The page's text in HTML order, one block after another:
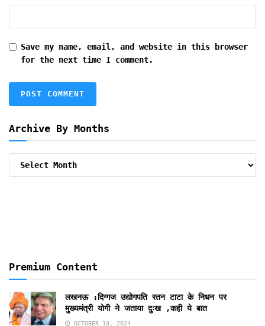
Save my name, email, and website in this browser
for the next time I comment.
Archive By Months
Premium Content
लखनऊ :दिग्गज उद्योगपति रतन टाटा के निधन पर
मुख्यमंत्री योगी ने जताया दुःख ,कही ये बात
OCTOBER 10, 2024